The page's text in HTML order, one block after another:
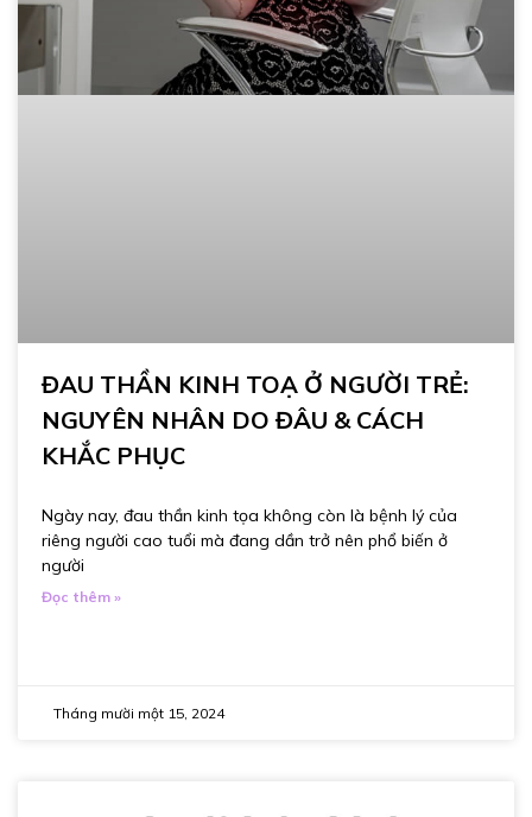
ĐAU THẦN KINH TOẠ Ở NGƯỜI TRẺ:
NGUYÊN NHÂN DO ĐÂU & CÁCH
KHẮC PHỤC
Ngày nay, đau thần kinh tọa không còn là bệnh lý của
riêng người cao tuổi mà đang dần trở nên phổ biến ở
người
Đọc thêm »
Tháng mười một 15, 2024